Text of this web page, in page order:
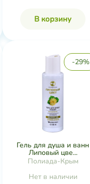
В корзину
-29%
Гель для душа и ванн
Липовый цве...
Полиада-Крым
Нет в наличии